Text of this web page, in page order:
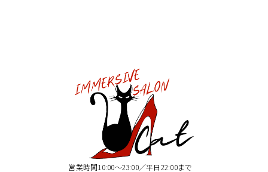
営業時間10:00〜23:00／平日22:00まで